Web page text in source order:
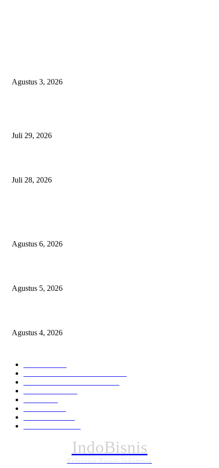
Agustus 3, 2026
Juli 29, 2026
Juli 28, 2026
Agustus 6, 2026
Agustus 5, 2026
Agustus 4, 2026
IndoBisnis
Referensi Bisnis Indonesia